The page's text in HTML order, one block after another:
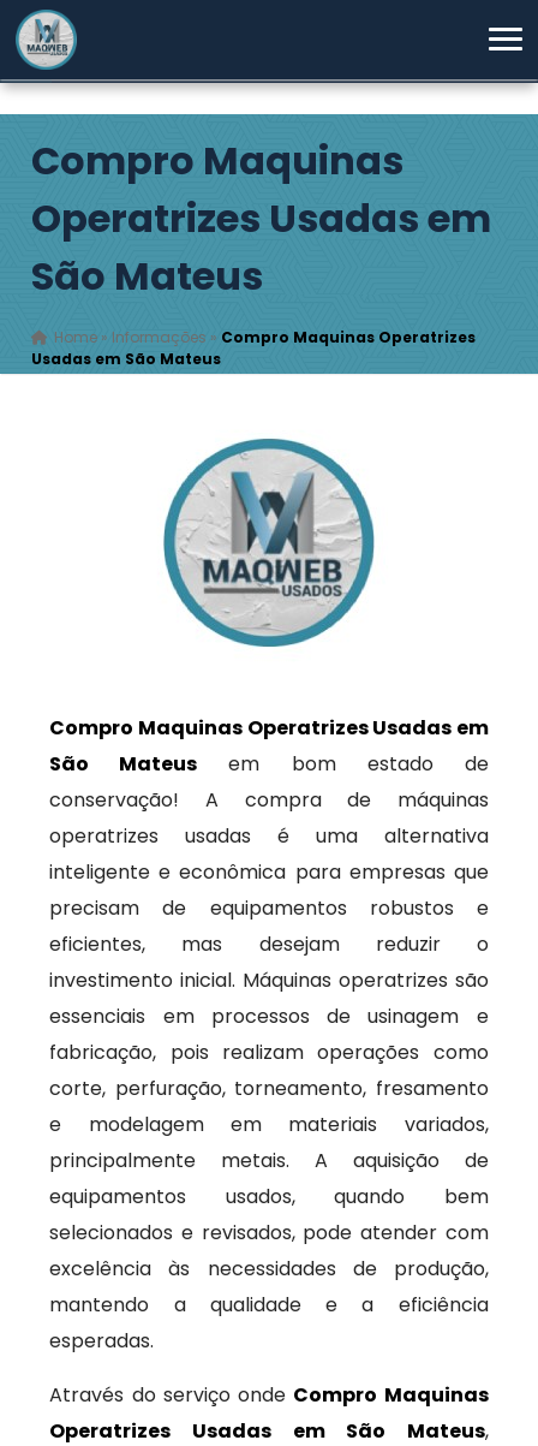
Compro Maquinas
Operatrizes Usadas em
São Mateus
Home » Informações » Compro Maquinas Operatrizes
Usadas em São Mateus
Compro Maquinas Operatrizes Usadas em
São Mateus em bom estado de
conservação! A compra de máquinas
operatrizes usadas é uma alternativa
inteligente e econômica para empresas que
precisam de equipamentos robustos e
eficientes, mas desejam reduzir o
investimento inicial. Máquinas operatrizes são
essenciais em processos de usinagem e
fabricação, pois realizam operações como
corte, perfuração, torneamento, fresamento
e modelagem em materiais variados,
principalmente metais. A aquisição de
equipamentos usados, quando bem
selecionados e revisados, pode atender com
excelência às necessidades de produção,
mantendo a qualidade e a eficiência
esperadas.
Através do serviço onde Compro Maquinas
Operatrizes Usadas em São Mateus,